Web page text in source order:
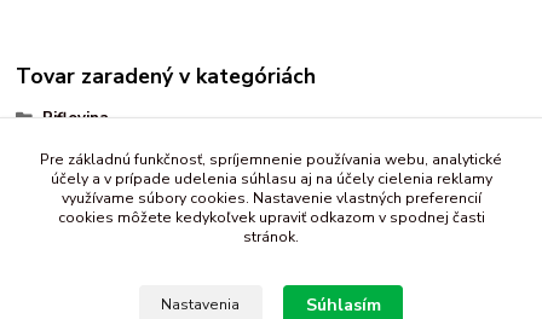
Tovar zaradený v kategóriách
Riflovina
zvierací motív
rôzne
Pre základnú funkčnosť, spríjemnenie používania webu, analytické
účely a v prípade udelenia súhlasu aj na účely cielenia reklamy
využívame súbory cookies. Nastavenie vlastných preferencií
cookies môžete kedykoľvek upraviť odkazom v spodnej časti
stránok.
Nastavenia Súhlasím